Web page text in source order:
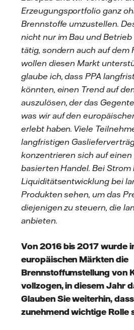
Erzeugungsportfolio ganz
Brennstoffe umzustellen.
nicht nur im Bau und
tätig, sondern auch auf dem
wollen diesen Markt
glaube ich, dass PPA
könnten, einen Trend auf
auszulösen, der das
was wir auf den
erlebt haben. Viele
langfristigen
konzentrieren sich auf einen
basierten Handel. Bei
Liquiditätsentwicklung bei
Produkten sehen, um das
diejenigen zu steuern, die
anbieten.
Von 2016 bis 2017 wurde
europäischen Märkten die
Brennstoffumstellung von
vollzogen, in diesem Jahr
Glauben Sie weiterhin,
zunehmend wichtige Rolle